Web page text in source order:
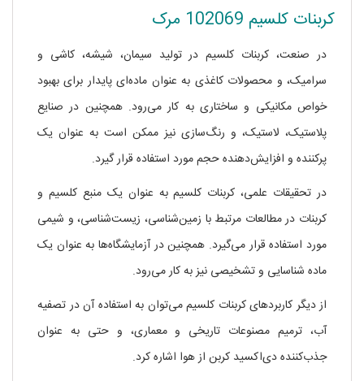
کربنات کلسیم 102069 مرک
در صنعت، کربنات کلسیم در تولید سیمان، شیشه، کاشی و
سرامیک، و محصولات کاغذی به عنوان ماده‌ای پایدار برای بهبود
خواص مکانیکی و ساختاری به کار می‌رود. همچنین در صنایع
پلاستیک، لاستیک، و رنگ‌سازی نیز ممکن است به عنوان یک
پرکننده و افزایش‌دهنده حجم مورد استفاده قرار گیرد.
در تحقیقات علمی، کربنات کلسیم به عنوان یک منبع کلسیم و
کربنات در مطالعات مرتبط با زمین‌شناسی، زیست‌شناسی، و شیمی
مورد استفاده قرار می‌گیرد. همچنین در آزمایشگاه‌ها به عنوان یک
ماده شناسایی و تشخیصی نیز به کار می‌رود.
از دیگر کاربردهای کربنات کلسیم می‌توان به استفاده آن در تصفیه
آب، ترمیم مصنوعات تاریخی و معماری، و حتی به عنوان
جذب‌کننده دی‌اکسید کربن از هوا اشاره کرد.